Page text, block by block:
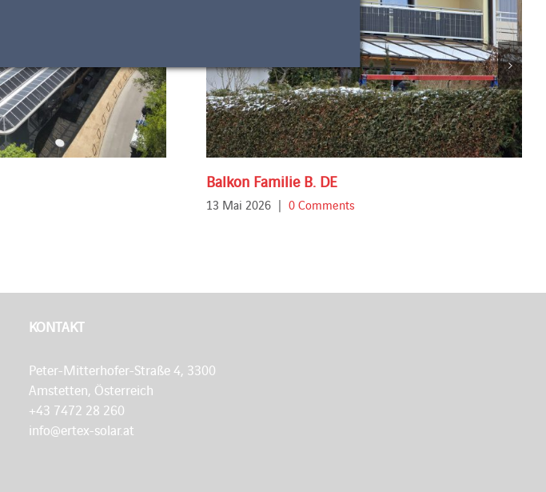
Balkon Familie B. DE
13 Mai 2026 | 0 Comments
KONTAKT
Peter-Mitterhofer-Straße 4, 3300
Amstetten, Österreich
+43 7472 28 260
info@ertex-solar.at